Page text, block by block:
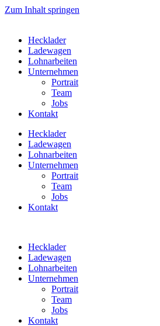
Zum Inhalt springen
Hecklader
Ladewagen
Lohnarbeiten
Unternehmen
Portrait
Team
Jobs
Kontakt
Hecklader
Ladewagen
Lohnarbeiten
Unternehmen
Portrait
Team
Jobs
Kontakt
Hecklader
Ladewagen
Lohnarbeiten
Unternehmen
Portrait
Team
Jobs
Kontakt